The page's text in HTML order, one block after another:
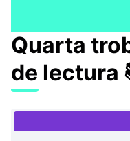
Quarta
de lectura